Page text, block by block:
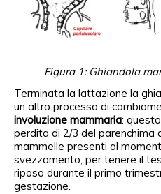
Figura 1: Ghiandola
Terminata la lattazione la
un altro processo di
involuzione mammaria:
perdita di 2/3 del parenchima
mammelle presenti al
svezzamento, per tenere il
riposo durante il primo
gestazione.